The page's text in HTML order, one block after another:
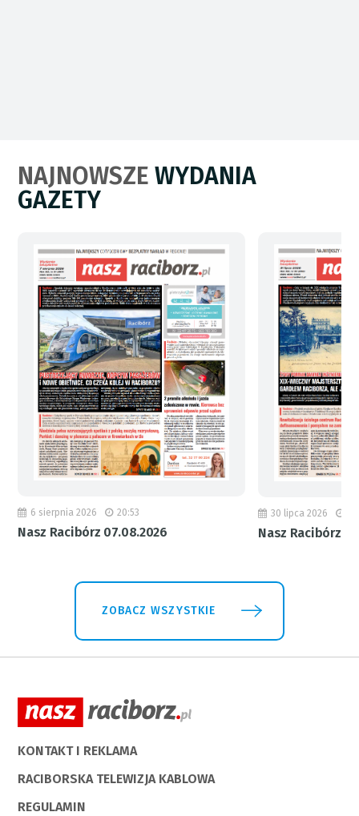
NAJNOWSZEWYDANIA
GAZETY
6 sierpnia 2026 20:53
Nasz Racibórz 07.08.2026
30 lipca 2026
Nasz Racibórz
ZOBACZ WSZYSTKIE
KONTAKT I REKLAMA
RACIBORSKA TELEWIZJA KABLOWA
REGULAMIN